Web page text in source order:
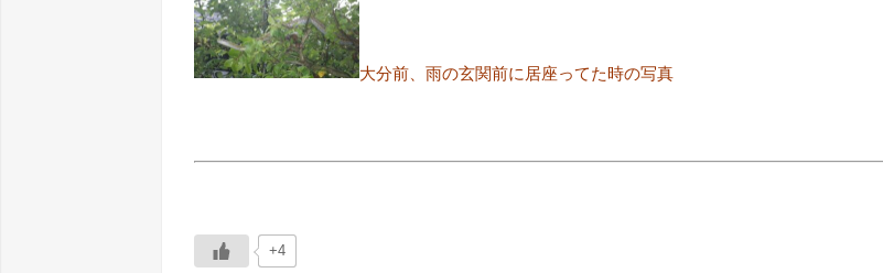
大分前、雨の玄関前に居座ってた時の写真
+4